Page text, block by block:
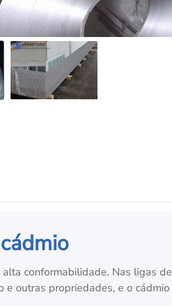
भारत
conformabilidade. Nas ligas de
e outras propriedades, e o cádmio